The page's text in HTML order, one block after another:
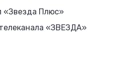
«Звезда Плюс»
«ЗВЕЗДА»